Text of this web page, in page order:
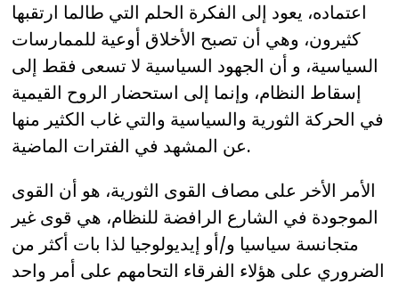
اعتماده، يعود إلى الفكرة الحلم التي طالما ارتقبها
كثيرون، وهي أن تصبح الأخلاق أوعية للممارسات
السياسية، و أن الجهود السياسية لا تسعى فقط إلى
إسقاط النظام، وإنما إلى استحضار الروح القيمية
في الحركة الثورية والسياسية والتي غاب الكثير منها
عن المشهد في الفترات الماضية.
الأمر الأخر على مصاف القوى الثورية، هو أن القوى
الموجودة في الشارع الرافضة للنظام، هي قوى غير
متجانسة سياسيا و/أو إيديولوجيا لذا بات أكثر من
الضروري على هؤلاء الفرقاء التحامهم على أمر واحد